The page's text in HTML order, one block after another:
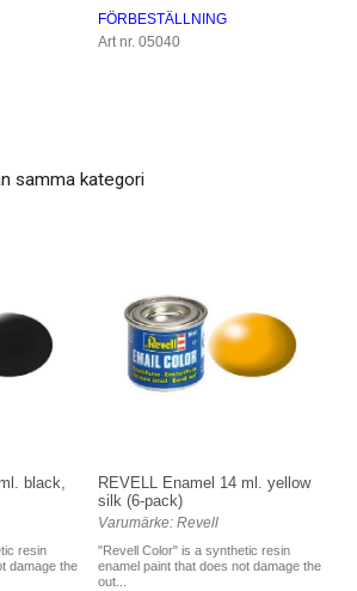
FÖRBESTÄLLNING
Art nr. 05040
samma kategori
black,
resin
damage the
REVELL Enamel 14 ml. yellow
silk (6-pack)
Varumärke: Revell
"Revell Color" is a synthetic resin
enamel paint that does not damage the
out...